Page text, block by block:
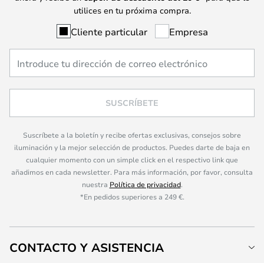
utilices en tu próxima compra.
Cliente particular Empresa
SUSCRÍBETE
Suscríbete a la boletín y recibe ofertas exclusivas, consejos sobre
iluminación y la mejor selección de productos. Puedes darte de baja en
cualquier momento con un simple click en el respectivo link que
añadimos en cada newsletter. Para más información, por favor, consulta
nuestra Política de privacidad.
*En pedidos superiores a 249 €.
CONTACTO Y ASISTENCIA